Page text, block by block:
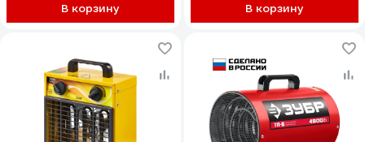
В корзину В корзину